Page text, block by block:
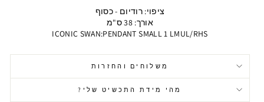
ציפוי: רודיום - כסוף
אורך: 38 ס"מ
ICONIC SWAN:PENDANT SMALL 1 LMUL/RHS
משלוחים והחזרות
מהי מידת התכשיט שלי?